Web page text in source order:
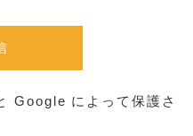
Google によって保護さ